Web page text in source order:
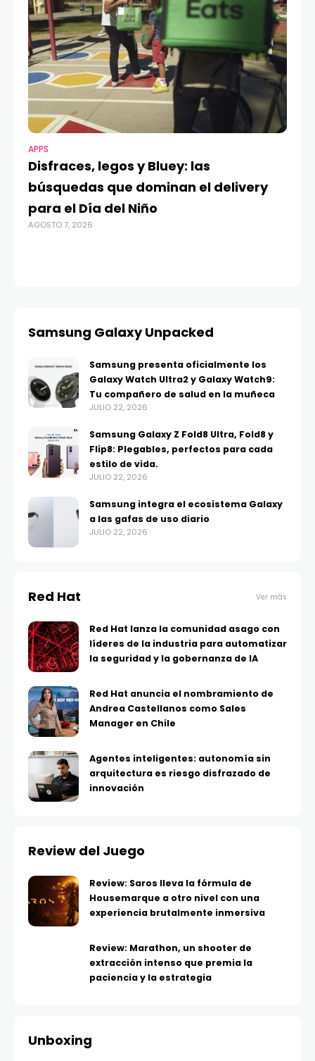
APPS
Disfraces, legos y Bluey: las
búsquedas que dominan el delivery
para el Día del Niño
AGOSTO 7, 2026
Samsung Galaxy Unpacked
Samsung presenta oficialmente los
Galaxy Watch Ultra2 y Galaxy Watch9:
Tu compañero de salud en la muñeca
JULIO 22, 2026
Samsung Galaxy Z Fold8 Ultra, Fold8 y
Flip8: Plegables, perfectos para cada
estilo de vida.
JULIO 22, 2026
Samsung integra el ecosistema Galaxy
a las gafas de uso diario
JULIO 22, 2026
Red Hat Ver más
Red Hat lanza la comunidad asago con
líderes de la industria para automatizar
la seguridad y la gobernanza de IA
Red Hat anuncia el nombramiento de
Andrea Castellanos como Sales
Manager en Chile
Agentes inteligentes: autonomía sin
arquitectura es riesgo disfrazado de
innovación
Review del Juego
Review: Saros lleva la fórmula de
Housemarque a otro nivel con una
experiencia brutalmente inmersiva
Review: Marathon, un shooter de
extracción intenso que premia la
paciencia y la estrategia
Unboxing